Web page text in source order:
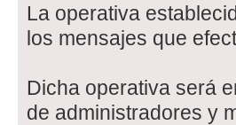
La operativa
los mensajes que
Dicha operativa será
de administradores y